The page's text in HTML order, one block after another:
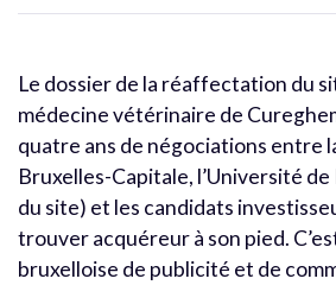
Le dossier de la réaffectation du
médecine vétérinaire de
quatre ans de négociations entre
Bruxelles-Capitale, l’Université
du site) et les candidats
trouver acquéreur à son pied.
bruxelloise de publicité et de